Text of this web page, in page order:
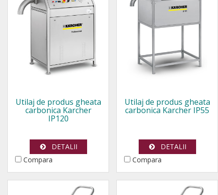
Utilaj de produs gheata
carbonica Karcher
IP120
DETALII
Compara
Utilaj de produs gheata
carbonica Karcher IP55
DETALII
Compara